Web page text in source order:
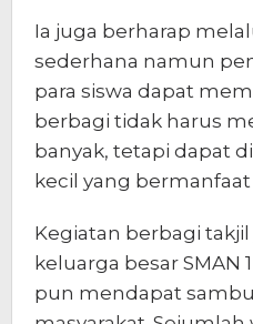
Ia juga berharap
sederhana namun
para siswa dapat
berbagi tidak harus
banyak, tetapi dapat
kecil yang
Kegiatan berbagi
keluarga besar SMAN
pun mendapat